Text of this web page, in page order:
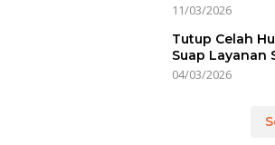
11/03/2026
Tutup Celah
Suap Layanan
04/03/2026